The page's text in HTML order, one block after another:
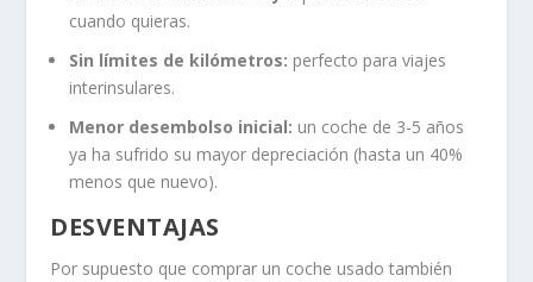
cuando quieras.
Sin límites de kilómetros: perfecto para viajes
interinsulares.
Menor desembolso inicial: un coche de 3-5 años
ya ha sufrido su mayor depreciación (hasta un 40%
menos que nuevo).
DESVENTAJAS
Por supuesto que comprar un coche usado también